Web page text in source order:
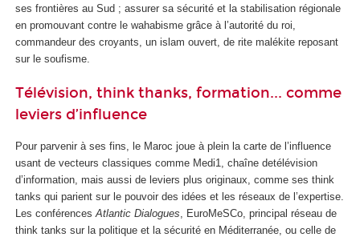
ses frontières au Sud ; assurer sa sécurité et la stabilisation régionale
en promouvant contre le wahabisme grâce à l’autorité du roi,
commandeur des croyants, un islam ouvert, de rite malékite reposant
sur le soufisme.
Télévision, think thanks, formation... comme
leviers d’influence
Pour parvenir à ses fins, le Maroc joue à plein la carte de l’influence
usant de vecteurs classiques comme Medi1, chaîne detélévision
d’information, mais aussi de leviers plus originaux, comme ses think
tanks qui parient sur le pouvoir des idées et les réseaux de l’expertise.
Les conférences Atlantic Dialogues , EuroMeSCo, principal réseau de
think tanks sur la politique et la sécurité en Méditerranée, ou celle de